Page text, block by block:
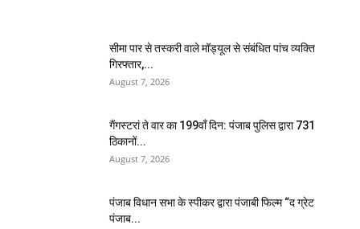
सीमा पार से तस्करी वाले मॉड्यूल से संबंधित पांच व्यक्ति
गिरफ्तार,...
August 7, 2026
गैंगस्टरां ते वार का 199वाँ दिन: पंजाब पुलिस द्वारा 731
ठिकानों...
August 7, 2026
पंजाब विधान सभा के स्पीकर द्वारा पंजाबी फिल्म “द ग्रेट
पंजाब...